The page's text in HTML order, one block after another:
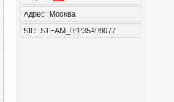
Адрес: Москва
SID: STEAM_0:1:35499077